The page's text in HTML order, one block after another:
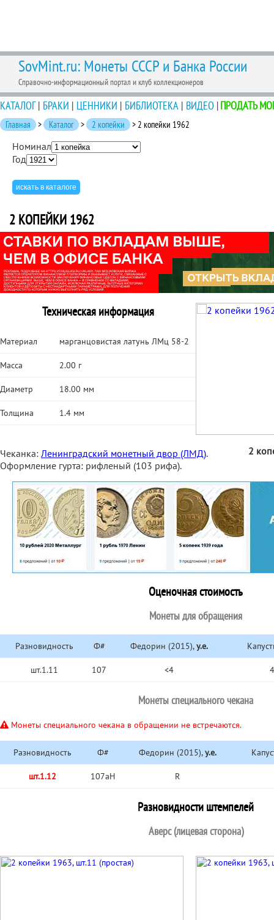
SovMint.ru: Монеты СССР и Банка России
Справочно-информационный портал и клуб коллекционеров
КАТАЛОГ| БРАКИ | ЦЕННИКИ | БИБЛИОТЕКА | ВИДЕО |ПРОДАТЬ
Главная > Каталог > 2 копейки > 2 копейки 1962
Номинал
Год
2 КОПЕЙКИ 1962
Техническая информация
Материал марганцовистая латунь ЛМц 58-2
Масса 2.00 г
Диаметр 18.00 мм
Толщина 1.4 мм
2
Чеканка: Ленинградский монетный двор (ЛМД).
Оформление гурта: рифленый (103 рифа).
Оценочная стоимость
Монеты для обращения
Разновидность Ф# Федорин (2015),у.е.
шт.1.11 107 <4
Монеты специального чекана
Монеты специального чекана в обращении не встречаются.
Разновидность Ф# Федорин (2015),у.е.
шт.1.12 107аН R
Разновидности штемпелей
Аверс (лицевая сторона)